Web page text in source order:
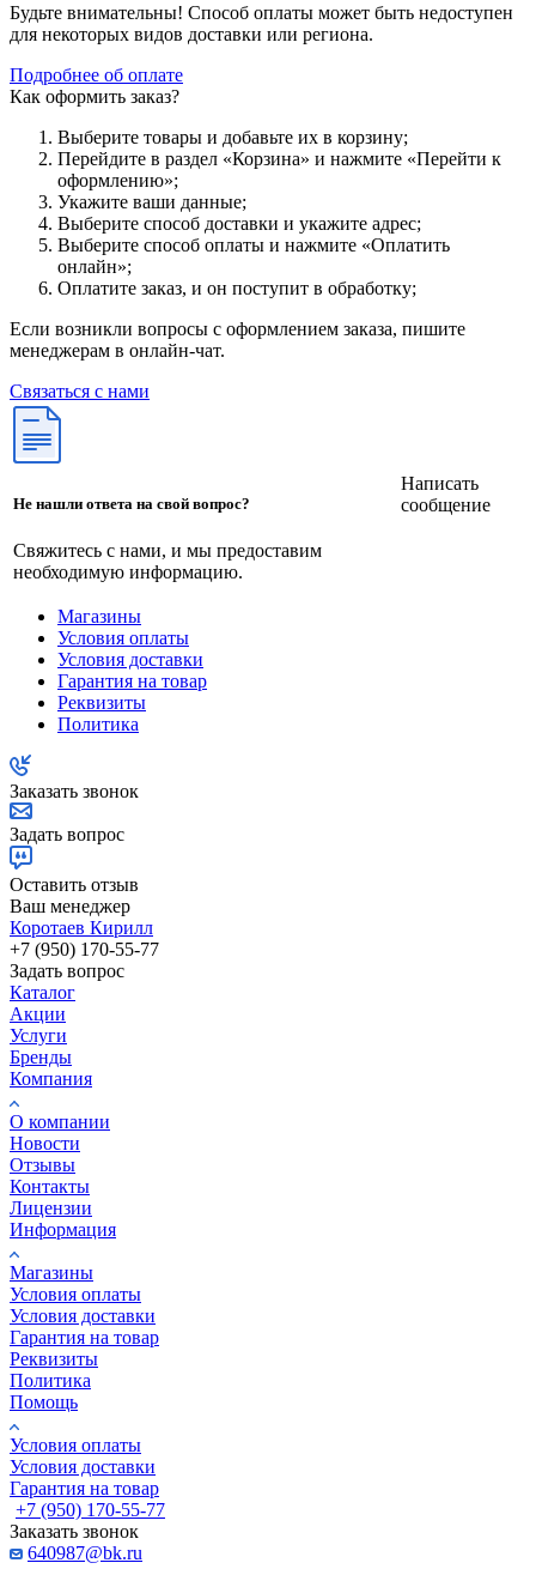
Будьте внимательны! Способ оплаты может быть недоступен
для некоторых видов доставки или региона.
Подробнее об оплате
Как оформить заказ?
Выберите товары и добавьте их в корзину;
Перейдите в раздел «Корзина» и нажмите «Перейти к
оформлению»;
Укажите ваши данные;
Выберите способ доставки и укажите адрес;
Выберите способ оплаты и нажмите «Оплатить
онлайн»;
Оплатите заказ, и он поступит в обработку;
Если возникли вопросы с оформлением заказа, пишите
менеджерам в онлайн-чат.
Связаться с нами
Не нашли ответа на свой вопрос?
Свяжитесь с нами, и мы предоставим
необходимую информацию.
Написать
сообщение
Магазины
Условия оплаты
Условия доставки
Гарантия на товар
Реквизиты
Политика
Заказать звонок
Задать вопрос
Оставить отзыв
Ваш менеджер
Коротаев Кирилл
+7 (950) 170-55-77
Задать вопрос
Каталог
Акции
Услуги
Бренды
Компания
О компании
Новости
Отзывы
Контакты
Лицензии
Информация
Магазины
Условия оплаты
Условия доставки
Гарантия на товар
Реквизиты
Политика
Помощь
Условия оплаты
Условия доставки
Гарантия на товар
+7 (950) 170-55-77
Заказать звонок
640987@bk.ru